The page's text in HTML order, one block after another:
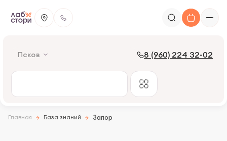
Псков 8 (960) 224 32-02
Главная База знаний Запор